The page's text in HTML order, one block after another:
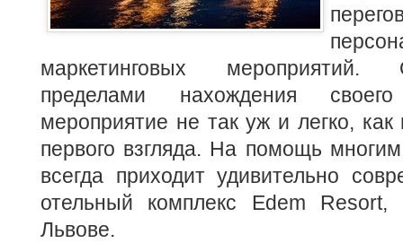
маркетинговых мероприятий.
пределами нахождения
мероприятие не так уж и легко, как
первого взгляда. На помощь
всегда приходит удивительно
отельный комплекс Еdem Resort,
Львове.